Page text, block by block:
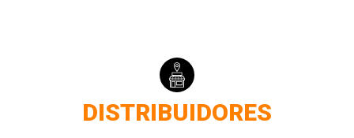
DISTRIBUIDORES